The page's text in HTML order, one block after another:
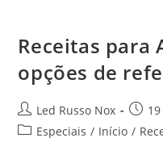
Receitas para
opções de
Led Russo Nox
Especiais / Início /